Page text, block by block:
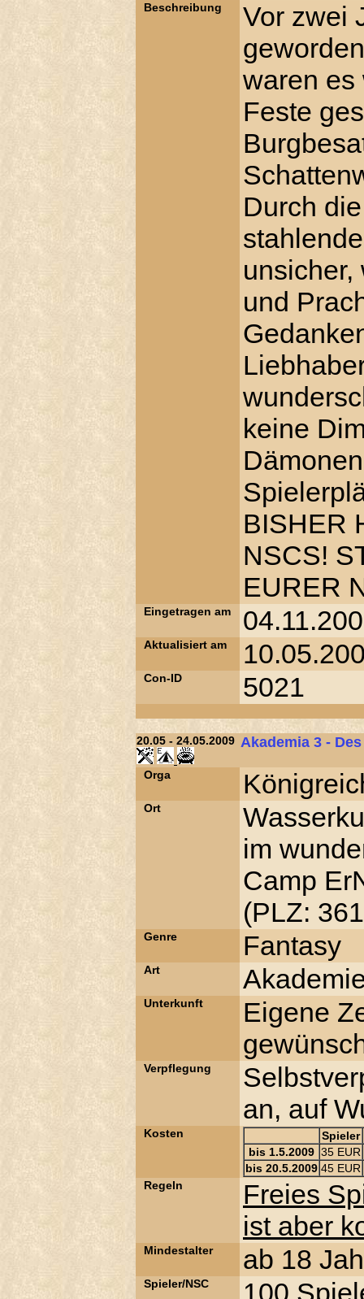
Beschreibung
Vor zwei
waren es
Feste
Durch
und
keine
BISHER
NSCS!
EURER
Eingetragen am
Aktualisiert am
Con-ID 5021
20.05 - 24.05.2009 Akademia 3 -
Orga
Ort
im
Camp
(PLZ:
Genre Fantasy
Art
Unterkunft
Eigene
Verpflegung
an, auf
Kosten
Spieler
bis 1.5.2009 35 EUR
bis 20.5.2009 45 EUR
Regeln
Freies
ist aber
Mindestalter ab 18
Spieler/NSC 100